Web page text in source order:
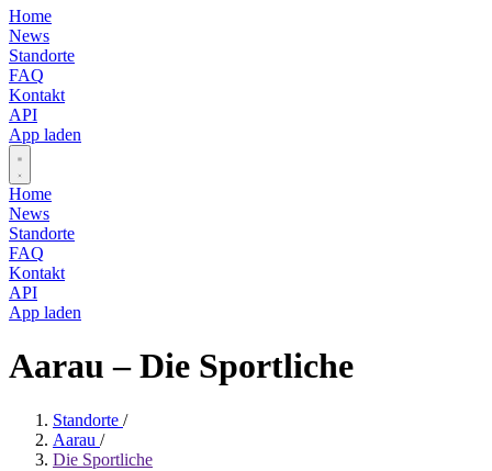
Home
News
Standorte
FAQ
Kontakt
API
App laden
Open main menu
Home
News
Standorte
FAQ
Kontakt
API
App laden
Aarau – Die Sportliche
Standorte /
Aarau /
Die Sportliche